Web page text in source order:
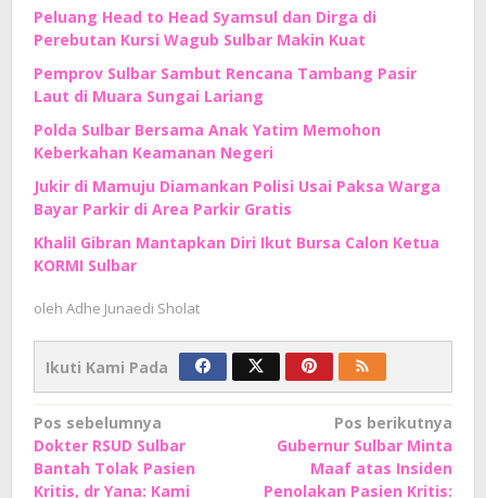
Peluang Head to Head Syamsul dan Dirga di
Perebutan Kursi Wagub Sulbar Makin Kuat
Pemprov Sulbar Sambut Rencana Tambang Pasir
Laut di Muara Sungai Lariang
Polda Sulbar Bersama Anak Yatim Memohon
Keberkahan Keamanan Negeri
Jukir di Mamuju Diamankan Polisi Usai Paksa Warga
Bayar Parkir di Area Parkir Gratis
Khalil Gibran Mantapkan Diri Ikut Bursa Calon Ketua
KORMI Sulbar
oleh Adhe Junaedi Sholat
Ikuti Kami Pada
Navigasi
pos
Pos sebelumnya
Dokter RSUD Sulbar
Bantah Tolak Pasien
Kritis, dr Yana: Kami
Pos berikutnya
Gubernur Sulbar Minta
Maaf atas Insiden
Penolakan Pasien Kritis: